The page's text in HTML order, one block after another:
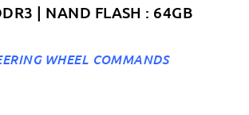
| NAND FLASH : 64GB
WHEEL COMMANDS